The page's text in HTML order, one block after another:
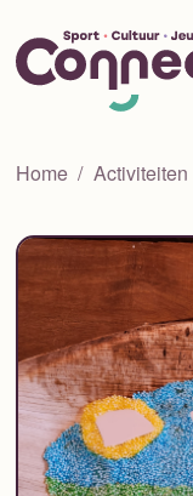
Home Activiteiten